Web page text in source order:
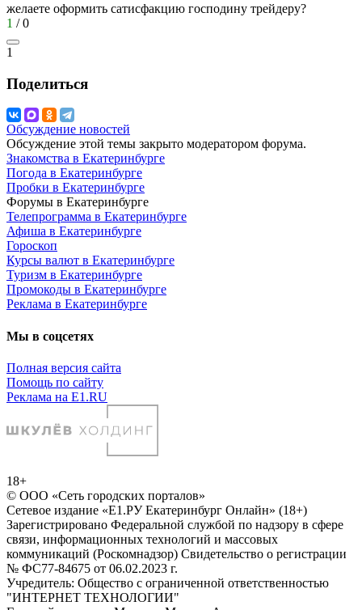
желаете оформить сатисфакцию господину трейдеру?
1 /0
1
Поделиться
Обсуждение новостей
Обсуждение этой темы закрыто модератором форума.
Знакомства в Екатеринбурге
Погода в Екатеринбурге
Пробки в Екатеринбурге
Форумы в Екатеринбурге
Телепрограмма в Екатеринбурге
Афиша в Екатеринбурге
Гороскоп
Курсы валют в Екатеринбурге
Туризм в Екатеринбурге
Промокоды в Екатеринбурге
Реклама в Екатеринбурге
Мы в соцсетях
Полная версия сайта
Помощь по сайту
Реклама на E1.RU
18+
© ООО «Сеть городских порталов»
Сетевое издание «Е1.РУ Екатеринбург Онлайн» (18+)
Зарегистрировано Федеральной службой по надзору в сфере
связи, информационных технологий и массовых
коммуникаций (Роскомнадзор) Свидетельство о регистрации
№ ФС77-84675 от 06.02.2023 г.
Учредитель: Общество с ограниченной ответственностью
"ИНТЕРНЕТ ТЕХНОЛОГИИ"